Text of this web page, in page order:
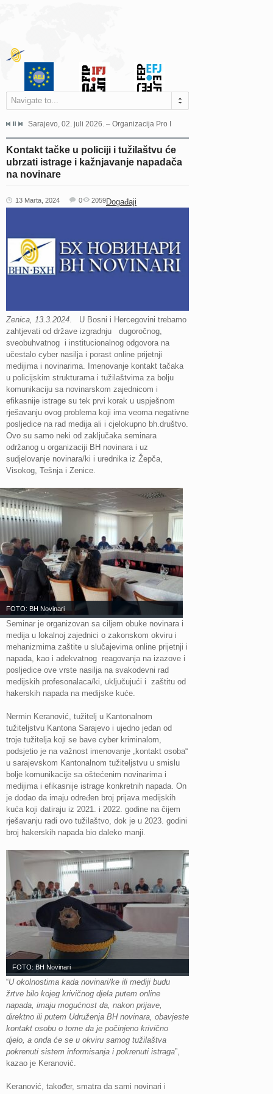
Navigate to...
Grada Sarajeva povodom Dana Sarajeva dugogodišnjoj...
Sarajevo, 02. juli 2026. – Organizacija Pro Educa juče je uspješno
Kontakt tačke u policiji i tužilaštvu će
ubrzati istrage i kažnjavanje napadača
na novinare
13 Marta, 2024 Događaji
0 2059
Zenica, 13.3.2024. U Bosni i Hercegovini trebamo
zahtjevati od države izgradnju dugoročnog,
sveobuhvatnog i institucionalnog odgovora na
učestalo cyber nasilja i porast online prijetnji
medijima i novinarima. Imenovanje kontakt tačaka
u policijskim strukturama i tužilaštvima za bolju
komunikaciju sa novinarskom zajednicom i
efikasnije istrage su tek prvi korak u uspješnom
rješavanju ovog problema koji ima veoma negativne
posljedice na rad medija ali i cjelokupno bh.društvo.
Ovo su samo neki od zaključaka seminara
održanog u organizaciji BH novinara i uz
sudjelovanje novinara/ki i urednika iz Žepča,
Visokog, Tešnja i Zenice.
FOTO: BH Novinari
Seminar je organizovan sa ciljem obuke novinara i
medija u lokalnoj zajednici o zakonskom okviru i
mehanizmima zaštite u slučajevima online prijetnji i
napada, kao i adekvatnog reagovanja na izazove i
posljedice ove vrste nasilja na svakodevni rad
medijskih profesonalaca/ki, uključujući i zaštitu od
hakerskih napada na medijske kuće.
Nermin Keranović, tužitelj u Kantonalnom
tužiteljstvu Kantona Sarajevo i ujedno jedan od
troje tužitelja koji se bave cyber kriminalom,
podsjetio je na važnost imenovanje „kontakt osoba“
u sarajevskom Kantonalnom tužiteljstvu u smislu
bolje komunikacije sa oštećenim novinarima i
medijima i efikasnije istrage konkretnih napada. On
je dodao da imaju određen broj prijava medijskih
kuća koji datiraju iz 2021. i 2022. godine na čijem
rješavanju radi ovo tužilaštvo, dok je u 2023. godini
broj hakerskih napada bio daleko manji.
FOTO: BH Novinari
“U okolnostima kada novinari/ke ili mediji budu
žrtve bilo kojeg krivičnog djela putem online
napada, imaju mogućnost da, nakon prijave,
direktno ili putem Udruženja BH novinara, obavjeste
kontakt osobu o tome da je počinjeno krivično
djelo, a onda će se u okviru samog tužilaštva
pokrenuti sistem informisanja i pokrenuti istraga”,
kazao je Keranović.
Keranović, također, smatra da sami novinari i